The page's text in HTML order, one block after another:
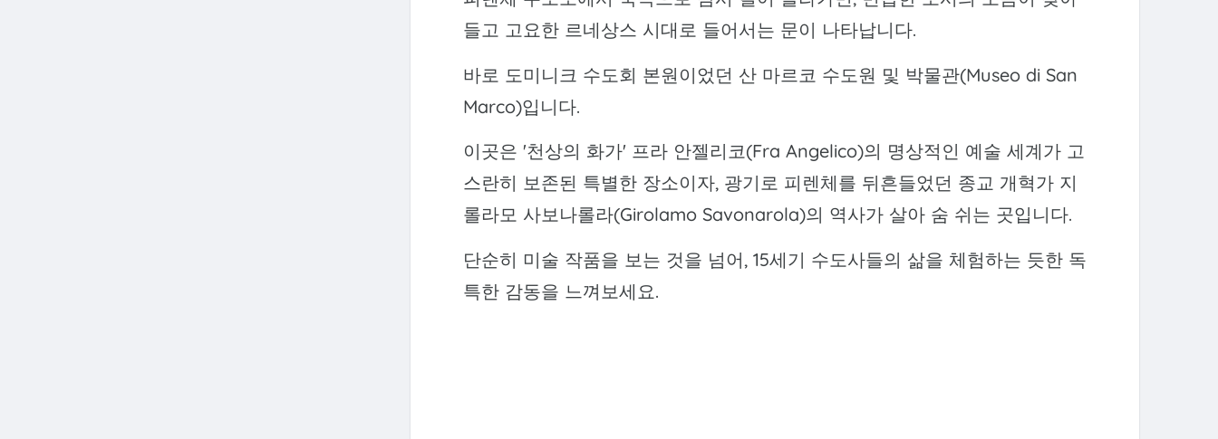
들고 고요한 르네상스 시대로 들어서는 문이 나타납니다.
바로 도미니크 수도회 본원이었던 산 마르코 수도원 및 박물관(Museo di San
Marco)입니다.
이곳은 '천상의 화가' 프라 안젤리코(Fra Angelico)의 명상적인 예술 세계가 고
스란히 보존된 특별한 장소이자, 광기로 피렌체를 뒤흔들었던 종교 개혁가 지
롤라모 사보나롤라(Girolamo Savonarola)의 역사가 살아 숨 쉬는 곳입니다.
단순히 미술 작품을 보는 것을 넘어, 15세기 수도사들의 삶을 체험하는 듯한 독
특한 감동을 느껴보세요.